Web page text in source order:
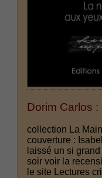
Dorim Carlos
collection La
couverture :
laissé un si
soir voir la
le site Lectures